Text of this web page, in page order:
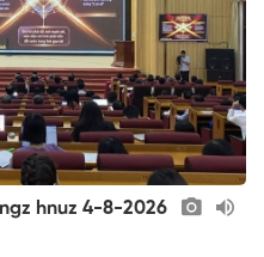
hnuz 4-8-2026